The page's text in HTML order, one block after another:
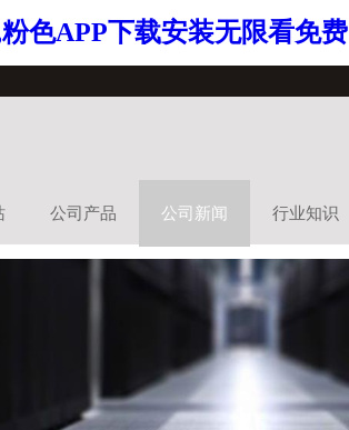
色APP下载安装无限看免费
公司产品 公司新闻 行业知识